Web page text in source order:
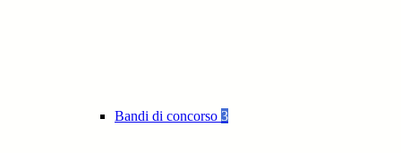
Bandi di concorso 3